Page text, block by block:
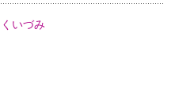
いづみ